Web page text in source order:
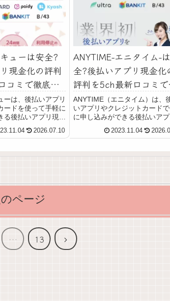
ューは安全?
現金化の評判
コミで徹底調
意点を解説
ーは、後払いアプリ
ードを使って手軽に
後払いアプリ現金
金が振り込まれ、急
2026.07.10
ANYTIME-エニタイム-
全?後払いアプリ現金化
評判を5ch最新口コミで
底調査!換金率や注意点
説【2026年最新】
ANYTIME（エニタイム）は、
いアプリやクレジットカード
に申し込みができる後払いアプ
ニタイム）では最短3分で代金
2023.11.04
ページ
… 13
次